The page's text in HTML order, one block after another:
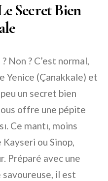
Secret Bien
Non ? C’est normal,
Yenice (Çanakkale) et
un secret bien
offre une pépite
Ce mantı, moins
Kayseri ou Sinop,
Préparé avec une
il est